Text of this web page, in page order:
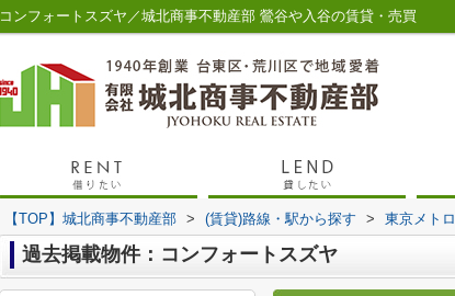
コンフォートスズヤ／城北商事不動産部 鶯谷や入谷の賃貸・売買
【TOP】城北商事不動産部 > (賃貸)路線・駅から探す > 東京メト
過去掲載物件：コンフォートスズヤ